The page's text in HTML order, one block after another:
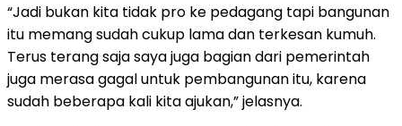
“Jadi bukan kita tidak pro ke pedagang tapi bangunan
itu memang sudah cukup lama dan terkesan kumuh.
Terus terang saja saya juga bagian dari pemerintah
juga merasa gagal untuk pembangunan itu, karena
sudah beberapa kali kita ajukan,” jelasnya.